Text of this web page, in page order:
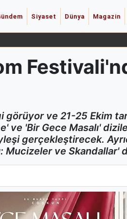
Siyaset Dünya Magazin
görüyor ve 21-25 Ekim
ve 'Bir Gece Masalı'
gerçekleştirecek.
Mucizeler ve Skandallar'
Cannes'da Dünya İle